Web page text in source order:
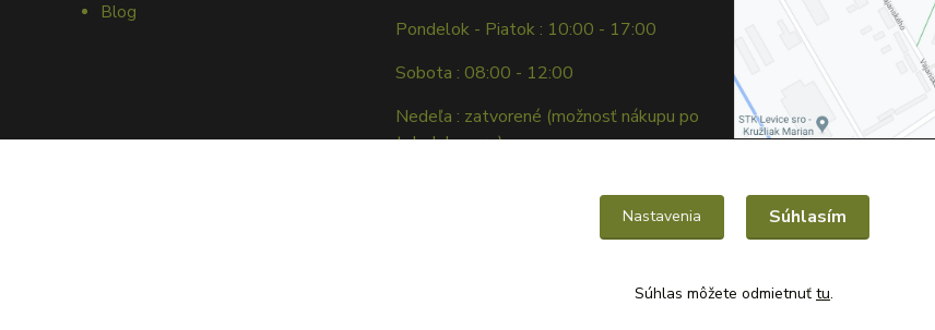
Blog
Pondelok - Piatok : 10:00 - 17:00
Sobota : 08:00 - 12:00
Nedeľa : zatvorené (možnosť nákupu po
tel. dohovore)
Nastavenia Súhlasím
Súhlas môžete odmietnuť tu.